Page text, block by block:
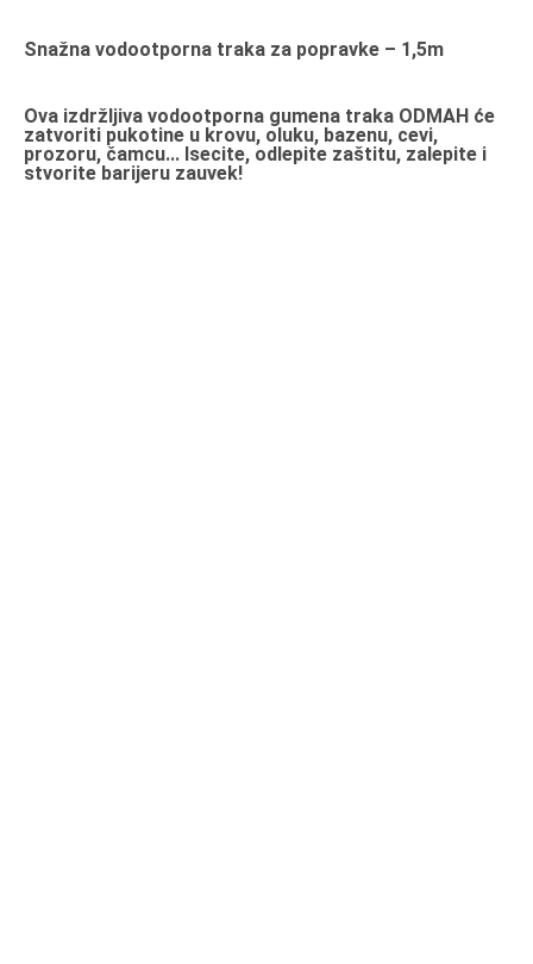
Snažna vodootporna traka za popravke – 1,5m
Ova izdržljiva vodootporna gumena traka ODMAH će
zatvoriti pukotine u krovu, oluku, bazenu, cevi,
prozoru, čamcu... Isecite, odlepite zaštitu, zalepite i
stvorite barijeru zauvek!